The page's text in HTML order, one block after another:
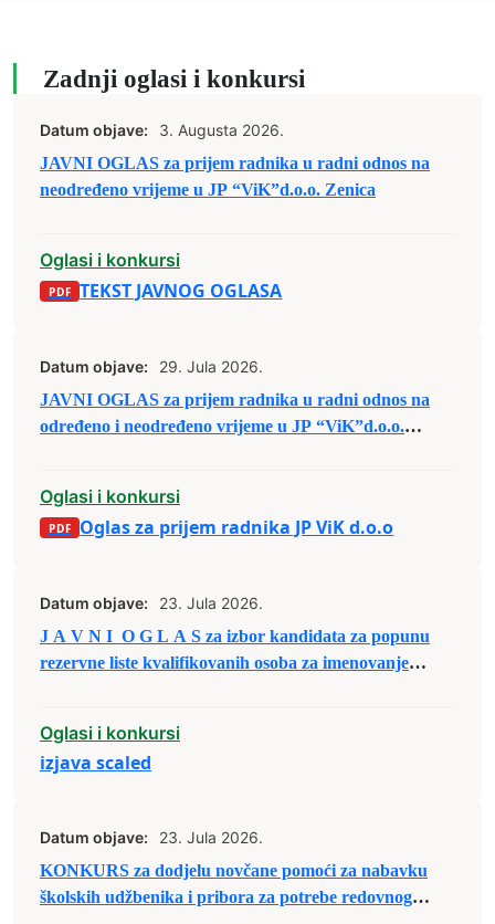
Zadnji oglasi i konkursi
Datum objave:
3. Augusta 2026.
JAVNI OGLAS za prijem radnika u radni odnos na
neodređeno vrijeme u JP “ViK”d.o.o. Zenica
Oglasi i konkursi
TEKST JAVNOG OGLASA
Datum objave:
29. Jula 2026.
JAVNI OGLAS za prijem radnika u radni odnos na
određeno i neodređeno vrijeme u JP “ViK”d.o.o.
Oglasi i konkursi
Oglas za prijem radnika JP ViK d.o.o
Datum objave:
23. Jula 2026.
J A V N I O G L A S za izbor kandidata za popunu
rezervne liste kvalifikovanih osoba za imenovanje
Oglasi i konkursi
izjava scaled
Datum objave:
23. Jula 2026.
KONKURS za dodjelu novčane pomoći za nabavku
školskih udžbenika i pribora za potrebe redovnog